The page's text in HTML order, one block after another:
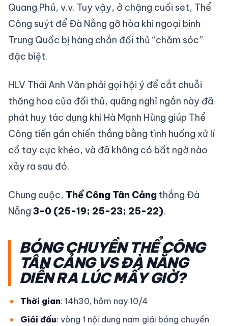
Quang Phú, v.v. Tuy vậy, ở chặng cuối set, Thể
Công suýt để Đà Nẵng gỡ hòa khi ngoại binh
Trung Quốc bị hàng chắn đối thủ “chăm sóc”
đặc biệt.
HLV Thái Anh Văn phải gọi hội ý để cắt chuỗi
thăng hoa của đối thủ, quãng nghỉ ngắn này đã
phát huy tác dụng khi Hà Mạnh Hùng giúp Thể
Công tiến gần chiến thắng bằng tình huống xử lí
cổ tay cực khéo, và đã không có bất ngờ nào
xảy ra sau đó.
Chung cuộc, Thể Công Tân Cảng thắng Đà
Nẵng 3-0 (25-19; 25-23; 25-22).
BÓNG CHUYỀN THỂ CÔNG
TÂN CẢNG VS ĐÀ NẴNG
DIỄN RA LÚC MẤY GIỜ?
Thời gian: 14h30, hôm nay 10/4
Giải đấu: vòng 1 nội dung nam giải bóng chuyền